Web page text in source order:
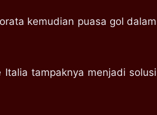
kemudian puasa gol dalam
tampaknya menjadi solusi